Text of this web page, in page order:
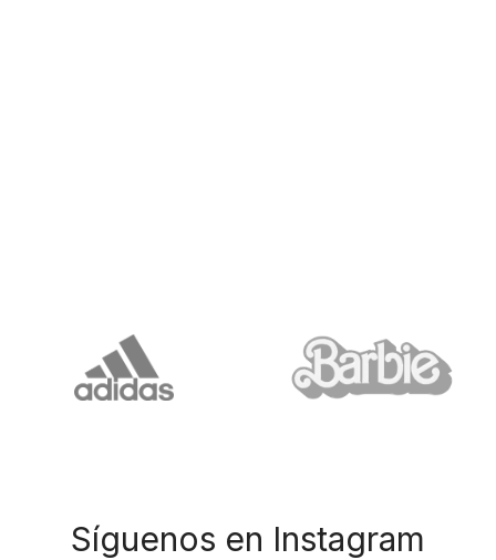
Síguenos en Instagram